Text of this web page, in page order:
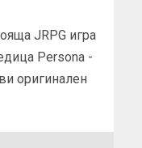
JRPG игра
Persona -
оригинален